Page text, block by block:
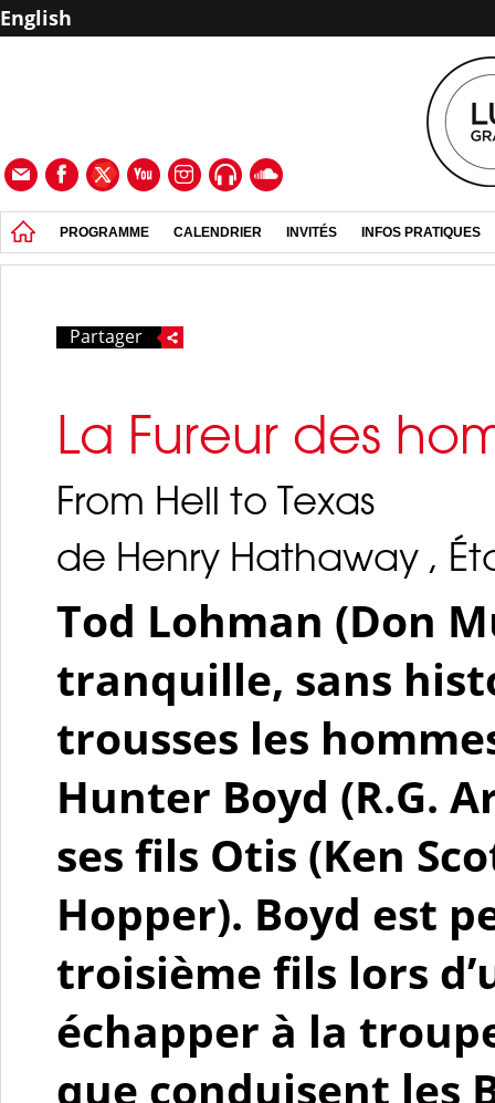
English
PROGRAMME CALENDRIER INVITÉS INFOS PRATIQUES
Partager
La Fureur des
From Hell to Texas
de Henry Hathaway ,
Tod Lohman (Don
tranquille, sans
trousses les
Hunter Boyd (R.G.
ses fils Otis (Ken
Hopper). Boyd est
troisième fils lors
échapper à la
que conduisent les